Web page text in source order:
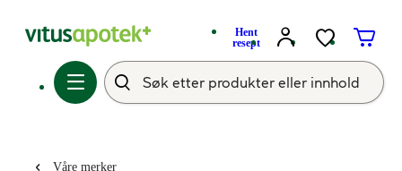
Hent
resept
Våre merker